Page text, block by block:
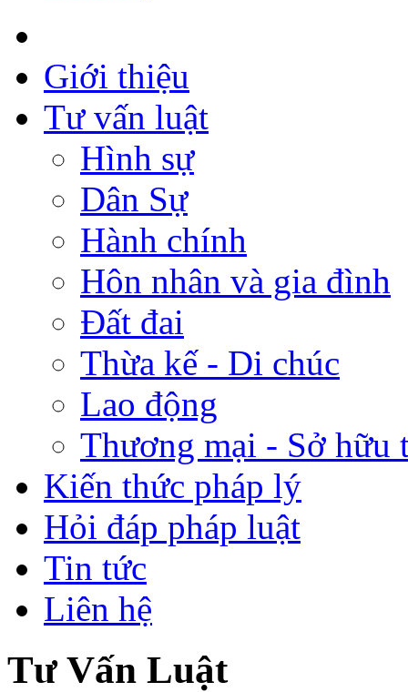
Giới thiệu
Tư vấn luật
Hình sự
Dân Sự
Hành chính
Hôn nhân và gia đình
Đất đai
Thừa kế - Di chúc
Lao động
Thương mại - Sở hữu
Kiến thức pháp lý
Hỏi đáp pháp luật
Tin tức
Liên hệ
Tư Vấn Luật